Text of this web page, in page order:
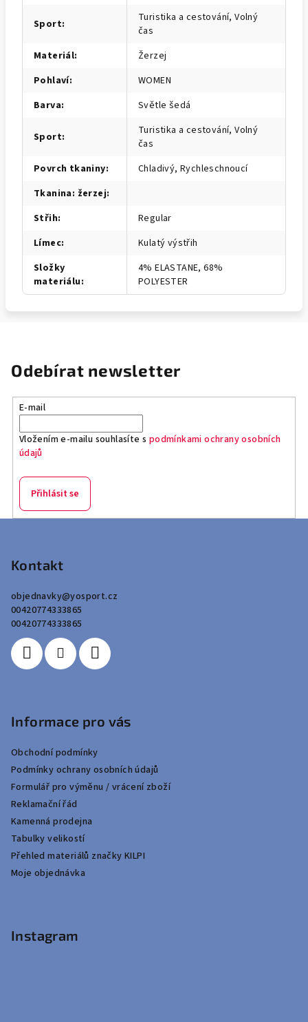
Sport:
Turistika a cestování, Volný
čas
Materiál:
Žerzej
Pohlaví:
WOMEN
Barva: Světle šedá
Sport:
Turistika a cestování, Volný
čas
Povrch tkaniny:
Chladivý, Rychleschnoucí
Tkanina: žerzej:
Střih:
Regular
Límec:
Kulatý výstřih
Složky
materiálu:
4% ELASTANE, 68%
POLYESTER
Odebírat newsletter
E-mail
Vložením e-mailu souhlasíte s podmínkami ochrany osobních
údajů
Přihlásit se
Kontakt
objednavky@yosport.cz
00420774333865
00420774333865
Informace pro vás
Obchodní podmínky
Podmínky ochrany osobních údajů
Formulář pro výměnu / vrácení zboží
Reklamační řád
Kamenná prodejna
Tabulky velikostí
Přehled materiálů značky KILPI
Moje objednávka
Instagram